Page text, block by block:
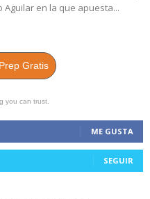
Aguilar en la que apuesta...
Gratis
you can trust.
ME GUSTA
SEGUIR